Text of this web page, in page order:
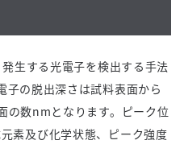
生する光電子を検出する手法
子の脱出深さは試料表面から
の数nm となります。ピーク位
素及び化学状態、ピーク強度